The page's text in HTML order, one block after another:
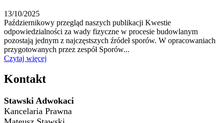
13/10/2025
Październikowy przegląd naszych publikacji Kwestie
odpowiedzialności za wady fizyczne w procesie budowlanym
pozostają jednym z najczęstszych źródeł sporów. W opracowaniach
przygotowanych przez zespół Sporów...
Czytaj więcej
Kontakt
Stawski Adwokaci
Kancelaria Prawna